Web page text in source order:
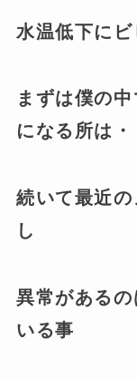
水温低下に
まずは僕の中
になる所は
続いて最近
し
異常がある
いる事